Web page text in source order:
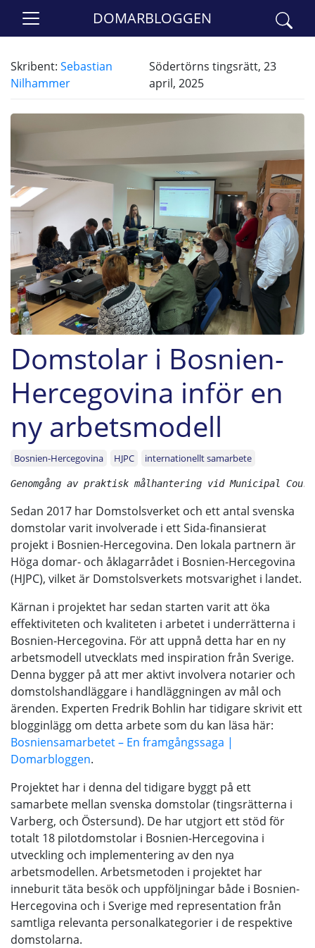
DOMARBLOGGEN
Skribent: Sebastian
Nilhammer
Södertörns tingsrätt, 23
april, 2025
Domstolar i Bosnien-
Hercegovina inför en
ny arbetsmodell
Bosnien-Hercegovina HJPC internationellt samarbete
Sedan 2017 har Domstolsverket och ett antal svenska
domstolar varit involverade i ett Sida-finansierat
projekt i Bosnien-Hercegovina. Den lokala partnern är
Höga domar- och åklagarrådet i Bosnien-Hercegovina
(HJPC), vilket är Domstolsverkets motsvarighet i landet.
Kärnan i projektet har sedan starten varit att öka
effektiviteten och kvaliteten i arbetet i underrätterna i
Bosnien-Hercegovina. För att uppnå detta har en ny
arbetsmodell utvecklats med inspiration från Sverige.
Denna bygger på att mer aktivt involvera notarier och
domstolshandläggare i handläggningen av mål och
ärenden. Experten Fredrik Bohlin har tidigare skrivit ett
blogginlägg om detta arbete som du kan läsa här:
Bosniensamarbetet – En framgångssaga |
Domarbloggen.
Projektet har i denna del tidigare byggt på ett
samarbete mellan svenska domstolar (tingsrätterna i
Varberg, och Östersund). De har utgjort ett stöd för
totalt 18 pilotdomstolar i Bosnien-Hercegovina i
utveckling och implementering av den nya
arbetsmodellen. Arbetsmetoden i projektet har
inneburit täta besök och uppföljningar både i Bosnien-
Hercegovina och i Sverige med representation från
samtliga relevanta personalkategorier i de respektive
domstolarna.